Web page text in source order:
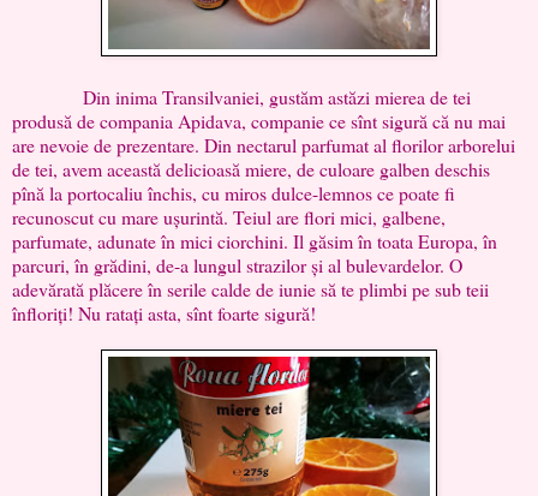
Din inima Transilvaniei, gustăm astăzi mierea de tei
produsă de compania Apidava, companie ce sînt sigură că nu mai
are nevoie de prezentare. Din nectarul parfumat al florilor arborelui
de tei, avem această delicioasă miere, de culoare galben deschis
pînă la portocaliu închis, cu miros dulce-lemnos ce poate fi
recunoscut cu mare ușurintă. Teiul are flori mici, galbene,
parfumate, adunate în mici ciorchini. Il găsim în toata Europa, în
parcuri, în grădini, de-a lungul strazilor și al bulevardelor. O
adevărată plăcere în serile calde de iunie să te plimbi pe sub teii
înfloriți! Nu ratați asta, sînt foarte sigură!